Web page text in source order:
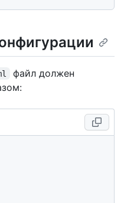
файл должен